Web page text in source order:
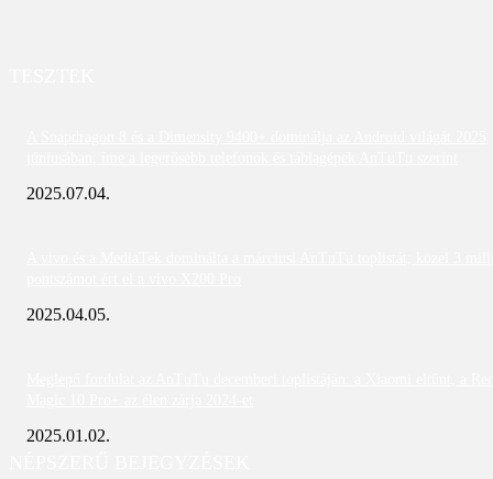
2025.07.04.
2025.04.05.
2025.01.02.